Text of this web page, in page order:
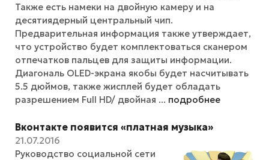
Также есть намеки на двойную камеру и на
десятиядерный центральный чип.
Предварительная информация также утверждает,
что устройство будет комплектоваться сканером
отпечатков пальцев для защиты информации.
Диагональ OLED-экрана якобы будет насчитывать
5.5 дюймов, также жисплей будет обладать
разрешением Full HD/ двойная ... подробнее
Вконтакте появится «платная музыка»
21.07.2016
Руководство социальной сети